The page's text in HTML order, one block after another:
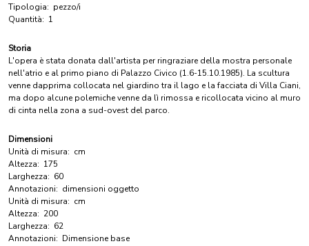
Tipologia: pezzo/i
Quantità: 1
Storia
L'opera è stata donata dall'artista per ringraziare della mostra personale
nell'atrio e al primo piano di Palazzo Civico (1.6-15.10.1985). La scultura
venne dapprima collocata nel giardino tra il lago e la facciata di Villa Ciani,
ma dopo alcune polemiche venne da lì rimossa e ricollocata vicino al muro
di cinta nella zona a sud-ovest del parco.
Dimensioni
Unità di misura: cm
Altezza: 175
Larghezza: 60
Annotazioni: dimensioni oggetto
Unità di misura: cm
Altezza: 200
Larghezza: 62
Annotazioni: Dimensione base